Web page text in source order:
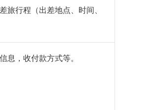
旅行程（出差地点、时间、
息，收付款方式等。